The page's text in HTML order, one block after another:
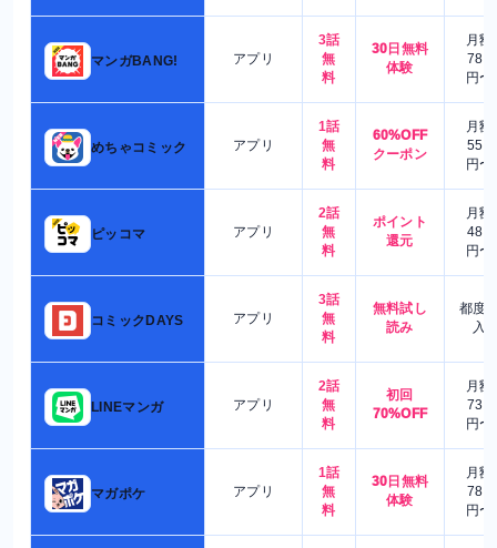
マンガBANG! アプリ
3話
無
料
30日無料
体験
月額
780
円〜
めちゃコミック アプリ
1話
無
料
60%OFF
クーポン
月額
550
円〜
ピッコマ アプリ
2話
無
料
ポイント
還元
月額
480
円〜
コミックDAYS アプリ
3話
無
料
無料試し
読み
都度
入
LINEマンガ アプリ
2話
無
料
初回
70%OFF
月額
730
円〜
マガポケ アプリ
1話
無
料
30日無料
体験
月額
780
円〜